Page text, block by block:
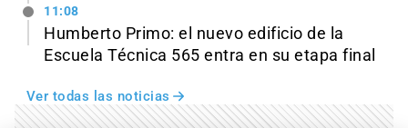
11:08
Humberto Primo: el nuevo edificio de la
Escuela Técnica 565 entra en su etapa final
Ver todas las noticias